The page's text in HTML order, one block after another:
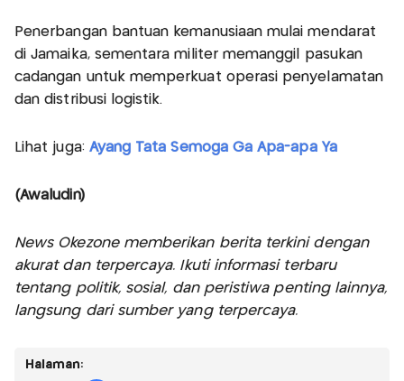
Penerbangan bantuan kemanusiaan mulai mendarat
di Jamaika, sementara militer memanggil pasukan
cadangan untuk memperkuat operasi penyelamatan
dan distribusi logistik.
Lihat juga: Ayang Tata Semoga Ga Apa-apa Ya
(Awaludin)
News Okezone memberikan berita terkini dengan
akurat dan terpercaya. Ikuti informasi terbaru
tentang politik, sosial, dan peristiwa penting lainnya,
langsung dari sumber yang terpercaya.
Halaman: